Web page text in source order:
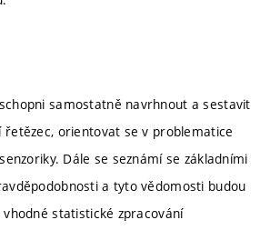
samostatně navrhnout a sestavit
řetězec, orientovat se v problematice
Dále se seznámí se základními
a tyto vědomosti budou
statistické zpracování